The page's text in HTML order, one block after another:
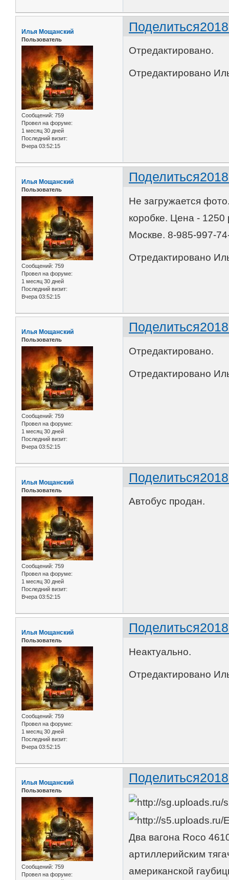
Поделиться
Илья Мощанский
Пользователь
Сообщений: 759
Провел на форуме:
1 месяц 30 дней
Последний визит:
Вчера 03:52:15
Отредактировано.
Отредактировано
Поделиться
Илья Мощанский
Пользователь
Сообщений: 759
Провел на форуме:
1 месяц 30 дней
Последний визит:
Вчера 03:52:15
Не загружается
коробке. Цена -
Москве. 8-985-997-
Отредактировано
Поделиться
Илья Мощанский
Пользователь
Сообщений: 759
Провел на форуме:
1 месяц 30 дней
Последний визит:
Вчера 03:52:15
Отредактировано.
Отредактировано
Поделиться
Илья Мощанский
Пользователь
Сообщений: 759
Провел на форуме:
1 месяц 30 дней
Последний визит:
Вчера 03:52:15
Автобус продан.
Поделиться
Илья Мощанский
Пользователь
Сообщений: 759
Провел на форуме:
1 месяц 30 дней
Последний визит:
Вчера 03:52:15
Неактуально.
Отредактировано
Поделиться
Илья Мощанский
Пользователь
Сообщений: 759
Провел на форуме:
Два вагона Roco
артиллерийским
американской